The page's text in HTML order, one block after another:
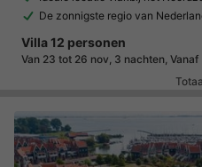
De zonnigste regio van
Villa 12 personen
Van 23 tot 26 nov, 3 nachten, Vanaf